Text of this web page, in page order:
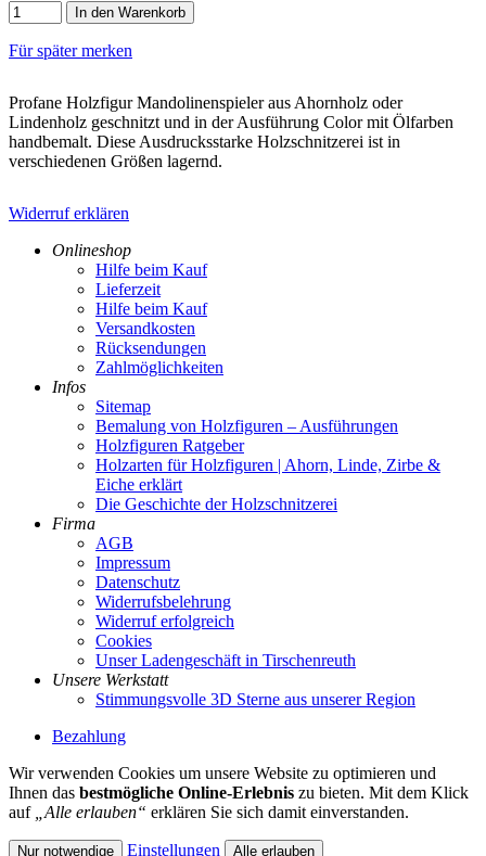
In den Warenkorb
Für später merken
Profane Holzfigur Mandolinenspieler aus Ahornholz oder
Lindenholz geschnitzt und in der Ausführung Color mit Ölfarben
handbemalt. Diese Ausdrucksstarke Holzschnitzerei ist in
verschiedenen Größen lagernd.
Widerruf erklären
Onlineshop
Hilfe beim Kauf
Lieferzeit
Hilfe beim Kauf
Versandkosten
Rücksendungen
Zahlmöglichkeiten
Infos
Sitemap
Bemalung von Holzfiguren – Ausführungen
Holzfiguren Ratgeber
Holzarten für Holzfiguren | Ahorn, Linde, Zirbe &
Eiche erklärt
Die Geschichte der Holzschnitzerei
Firma
AGB
Impressum
Datenschutz
Widerrufsbelehrung
Widerruf erfolgreich
Cookies
Unser Ladengeschäft in Tirschenreuth
Unsere Werkstatt
Stimmungsvolle 3D Sterne aus unserer Region
Bezahlung
Wir verwenden Cookies um unsere Website zu optimieren und
Ihnen das bestmögliche Online-Erlebnis zu bieten. Mit dem Klick
auf
„Alle erlauben“ erklären Sie sich damit einverstanden.
Nur notwendige Einstellungen Alle erlauben